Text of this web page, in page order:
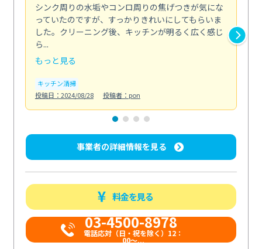
シンク周りの水垢やコンロ周りの焦げつきが気にな
っていたのですが、すっかりきれいにしてもらいま
した。クリーニング後、キッチンが明るく広く感じ
ら...
もっと見る
キッチン清掃
投稿日：2024/08/28
投稿者：pon
事業者の詳細情報を見る
料金を見る
03-4500-8978
電話応対（日・祝を除く）12：
00～...